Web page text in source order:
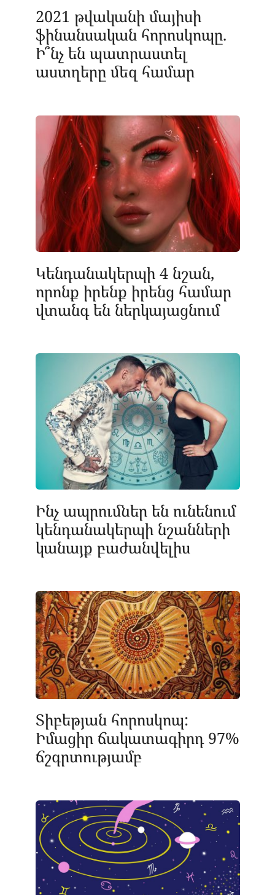
2021 թվականի մայիսի
ֆինանսական հորոսկոպը.
Ի՞նչ են պատրաստել
աստղերը մեզ համար
Կենդանակերպի 4 նշան,
որոնք իրենք իրենց համար
վտանգ են ներկայացնում
Ինչ ապրումներ են ունենում
կենդանակերպի նշանների
կանայք բաժանվելիս
Տիբեթյան հորոսկոպ:
Իմացիր ճակատագիրդ 97%
ճշգրտությամբ